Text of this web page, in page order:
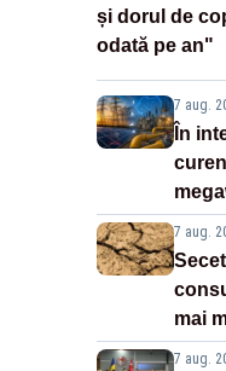
și dorul de
odată pe an"
7 aug.
În
7 aug.
mai
7 aug.